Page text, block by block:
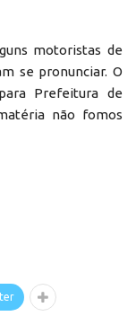
motoristas de
se pronunciar. O
Prefeitura de
não fomos